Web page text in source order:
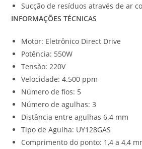
Sucção de resíduos através de ar
INFORMAÇÕES TÉCNICAS
Motor: Eletrônico Direct Drive
Potência: 550W
Tensão: 220V
Velocidade: 4.500 ppm
Número de fios: 5
Número de agulhas: 3
Distância entre agulhas 6.4 mm
Tipo de Agulha: UY128GAS
Comprimento do ponto: 1,4 a 4,4